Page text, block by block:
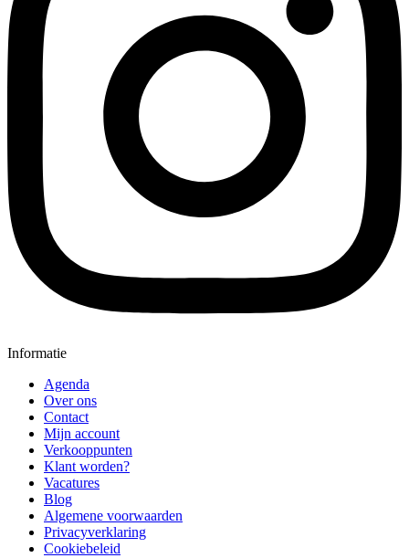
Informatie
Agenda
Over ons
Contact
Mijn account
Verkooppunten
Klant worden?
Vacatures
Blog
Algemene voorwaarden
Privacyverklaring
Cookiebeleid